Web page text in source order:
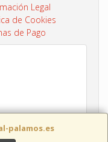
palamos.es
Legal
de Cookies
de Pago